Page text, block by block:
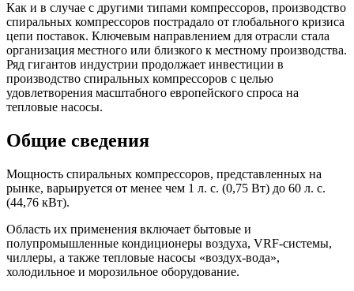
Как и в случае с другими типами компрессоров, производство
спиральных компрессоров пострадало от глобального кризиса
цепи поставок. Ключевым направлением для отрасли стала
организация местного или близкого к местному производства.
Ряд гигантов индустрии продолжает инвестиции в
производство спиральных компрессоров с целью
удовлетворения масштабного европейского спроса на
тепловые насосы.
Общие сведения
Мощность спиральных компрессоров, представленных на
рынке, варьируется от менее чем 1 л. с. (0,75 Вт) до 60 л. с.
(44,76 кВт).
Область их применения включает бытовые и
полупромышленные кондиционеры воздуха, VRF-системы,
чиллеры, а также тепловые насосы «воздух-вода»,
холодильное и морозильное оборудование.